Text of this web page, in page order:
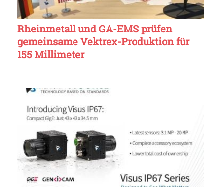
Rheinmetall und GA-EMS prüfen
gemeinsame Vektrex-Produktion für
155 Millimeter